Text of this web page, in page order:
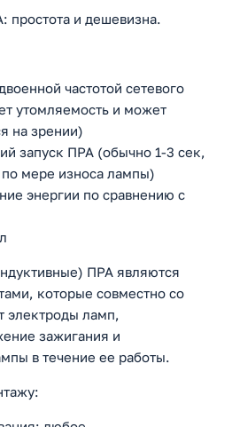
и дешевизна.
частотой сетевого
утомляемость и может
на зрении)
запуск ПРА (обычно 1-3 сек,
мере износа лампы)
энергии по сравнению с
ПРА являются
которые совместно со
электроды ламп,
зажигания и
в течение ее работы.